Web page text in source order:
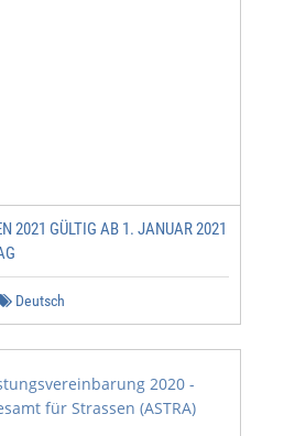
integrierte
Sie können
angeliefert oder auf
Gesamt
161
2021 GÜLTIG AB 1. JANUAR 2021
Deutsch